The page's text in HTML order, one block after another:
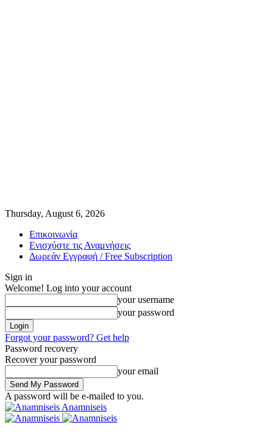
Thursday, August 6, 2026
Επικοινωνία
Ενισχύστε τις Αναμνήσεις
Δωρεάν Εγγραφή / Free Subscription
Sign in
Welcome! Log into your account
your username
your password
Forgot your password? Get help
Password recovery
Recover your password
your email
A password will be e-mailed to you.
Anamniseis